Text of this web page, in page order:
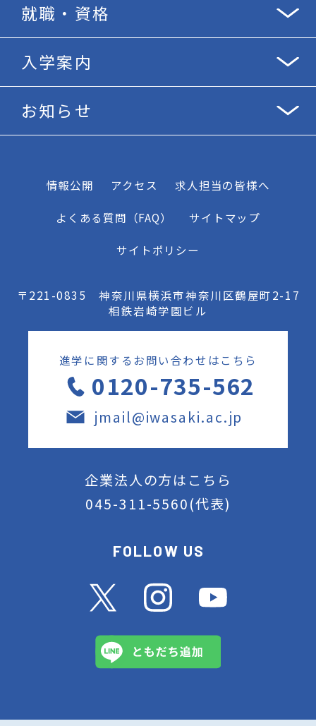
就職・資格
入学案内
お知らせ
情報公開 アクセス 求人担当の皆様へ
よくある質問（FAQ） サイトマップ
サイトポリシー
〒221-0835 神奈川県横浜市神奈川区鶴屋町2-17
相鉄岩崎学園ビル
進学に関するお問い合わせはこちら
0120-735-562
jmail@iwasaki.ac.jp
企業法人の方はこちら
045-311-5560(代表)
FOLLOW US